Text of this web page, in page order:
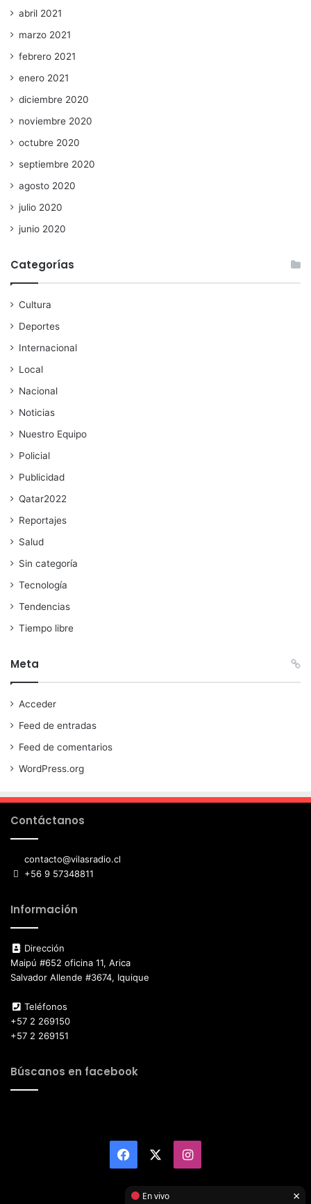
abril 2021
marzo 2021
febrero 2021
enero 2021
diciembre 2020
noviembre 2020
octubre 2020
septiembre 2020
agosto 2020
julio 2020
junio 2020
Categorías
Cultura
Deportes
Internacional
Local
Nacional
Noticias
Nuestro Equipo
Policial
Publicidad
Qatar2022
Reportajes
Salud
Sin categoría
Tecnología
Tendencias
Tiempo libre
Meta
Acceder
Feed de entradas
Feed de comentarios
WordPress.org
Contáctanos
contacto@vilasradio.cl
+56 9 57348811
Información
Dirección
Maipú #652 oficina 11, Arica
Salvador Allende #3674, Iquique
Teléfonos
+57 2 269150
+57 2 269151
Búscanos en facebook
Facebook Instagram
En vivo ×